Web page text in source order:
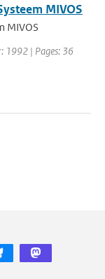
MIVOS
MIVOS
1992 | Pages: 36